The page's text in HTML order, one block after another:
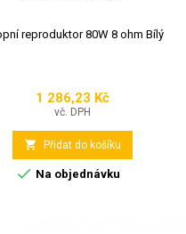
reproduktor 80W 8 ohm Bílý
Cena
1 286,23 Kč
vč. DPH
 Přidat do košíku
 Na objednávku